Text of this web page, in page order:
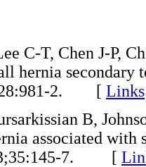
C-T, Chen J-P,
hernia secondary
2. [ Links
B,
associated with
7. [